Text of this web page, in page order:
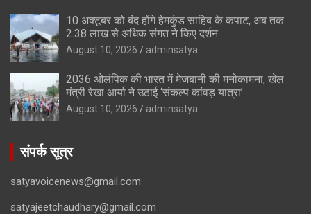
10 अक्टूबर को बंद होंगे हेमकुंड साहिब के कपाट, अब तक
2.38 लाख से अधिक संगत ने किए दर्शन
August 10, 2026 adminsatya
2036 ओलंपिक की भारत में मेजबानी की मनोकामना, खेल
मंत्री रेखा आर्या ने उठाई ‘संकल्प कांवड़ यात्रा’
August 10, 2026 adminsatya
संपर्क सूत्र
satyavoicenews@gmail.com
satyajeetchaudhary@gmail.com